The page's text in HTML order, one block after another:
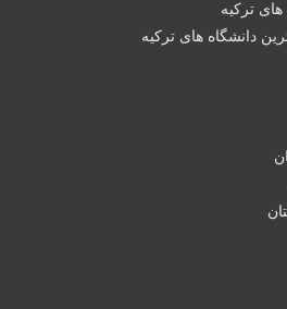
های ترکیه
دانشگاه های ترکیه